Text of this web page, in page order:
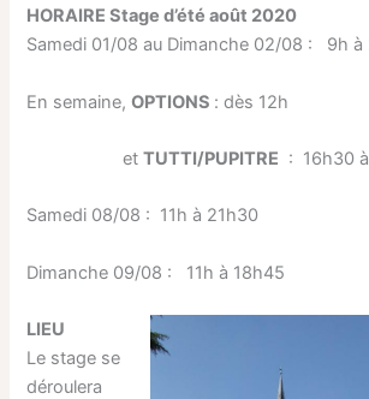
HORAIRE Stage d’été août 2020
Samedi 01/08 au Dimanche 02/08 : 9h à
En semaine,OPTIONS : dès 12h
etTUTTI/PUPITRE : 16h30
Samedi 08/08 : 11h à 21h30
Dimanche 09/08 : 11h à 18h45
LIEU
Le stage se
déroulera